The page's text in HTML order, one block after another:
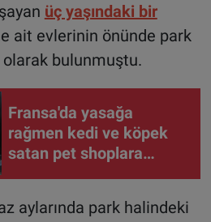
üç yaşındaki bir
ait evlerinin önünde park
bulunmuştu.
Fransa'da yasağa
rağmen kedi ve köpek
satan pet shoplara
aylarında park halindeki